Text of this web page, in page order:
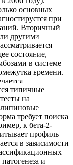
основных
при
Вторичный
другими
состояние,
в системе
времени.
типичные
на
требует поиска
к бета-2-
профиль
в зависимости
и